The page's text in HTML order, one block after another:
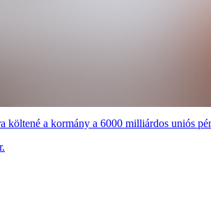
a kormány a 6000 milliárdos uniós